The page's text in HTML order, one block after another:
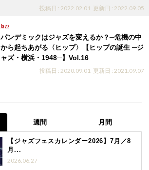
投稿日 : 2022.02.01 更新日 : 2022.09.05
Jazz
パンデミックはジャズを変えるか？─危機の中
から起ちあがる〈ヒップ〉【ヒップの誕生 ─ジ
ャズ・横浜・1948─】Vol.16
投稿日 : 2020.09.01 更新日 : 2021.09.07
週間 月間
【ジャズフェスカレンダー2026】7月／8
月...
2026.06.27